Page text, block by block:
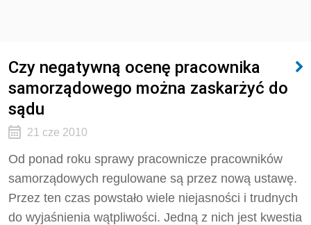
Czy negatywną ocenę pracownika
samorządowego można zaskarżyć do
sądu
21 cze 2010
Od ponad roku sprawy pracownicze pracowników
samorządowych regulowane są przez nową ustawę.
Przez ten czas powstało wiele niejasności i trudnych
do wyjaśnienia wątpliwości. Jedną z nich jest kwestia